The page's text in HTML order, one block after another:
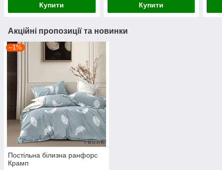
Купити Купити
Акційні пропозиції та новинки
–1%
Постільна білизна ранфорс
Крамп